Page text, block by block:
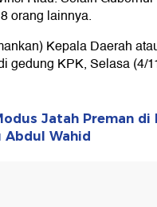
orang lainnya.
Kepala Daerah
gedung KPK, Selasa (4/
Jatah Preman di
Abdul Wahid